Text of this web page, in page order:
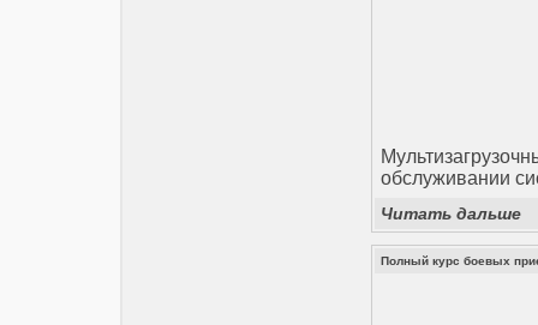
обслуживании
Читать дальше
Полный курс боевых